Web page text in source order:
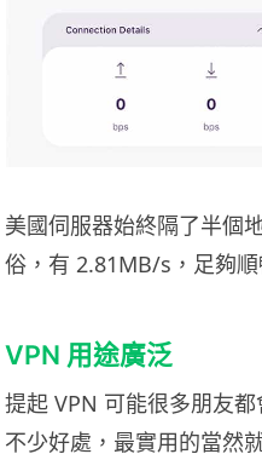
美國伺服器始終隔了半個
俗，有 2.81MB/s，足夠
VPN 用途廣泛
提起 VPN 可能很多朋友
不少好處，最實用的當然